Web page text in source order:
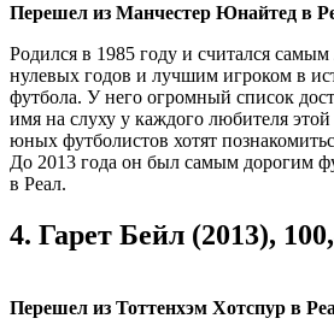
Перешел из Манчестер Юнайтед в
Родился в 1985 году и считался
нулевых годов и лучшим игроком в
футбола. У него огромный список
имя на слуху у каждого любителя
юных футболистов хотят
До 2013 года он был самым дорогим
в Реал.
4. Гарет Бейл (2013),
Перешел из Тоттенхэм Хотспур в